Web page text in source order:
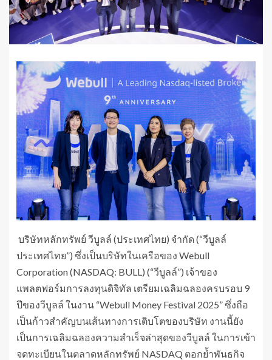
บริษัทหลักทรัพย์ วีบูลล์ (ประเทศไทย) จํากัด (“วีบูลล์
ประเทศไทย”) ซึ่งเป็นบริษัทในเครือของ Webull
Corporation (NASDAQ: BULL) (“วีบูลล์”) เจ้าของ
แพลตฟอร์มการลงทุนดิจิทัล เตรียมเฉลิมฉลองครบรอบ 9
ปีของวีบูลล์ ในงาน “Webull Money Festival 2025” ซึ่งถือ
เป็นก้าวสำคัญบนเส้นทางการเติบโตของบริษัท งานนี้ยัง
เป็นการเฉลิมฉลองความสำเร็จล่าสุดของวีบูลล์ ในการเข้า
จดทะเบียนในตลาดหลักทรัพย์ NASDAQ ตอกย้ำพันธกิจ